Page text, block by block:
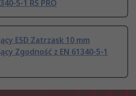
5-1 RS PRO
ESD Zatrzask 10 mm
Zgodność z EN 61340-5-1